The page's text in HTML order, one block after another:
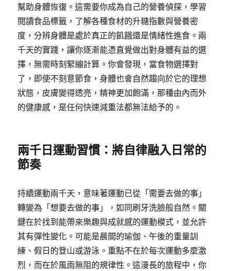
幫助身體恢復。這需要你成為自己的營養偵探，學習
閱讀食品標籤，了解各種食材的升糖指數與營養密
度，分辨身體是處於真正的飢餓還是情緒性進食。兩
千天的實踐，讓你逐漸能憑直覺做出對身體有益的選
擇，無需時刻緊繃計算。你會發現，當食物選擇對
了，即使不刻意節食，身體也會自然趨向於它的理想
狀態，皮膚變得透亮，精神更加飽滿，那種由內而外
的健康感，是任何快速減重法都無法給予的。
兩千日運動習慣：將自律融入日常的
節奏
持續運動兩千天，意味著運動已從「需要去做的事」
轉變為「想要去做的事」，如同刷牙洗臉般自然。關
鍵在於找到能帶來樂趣與成就感的運動模式，並允許
其有彈性變化。可能是晨間的瑜伽、午後的重量訓
練、假日的登山或游泳。重點不在於每次運動多麼激
烈，而在於風雨無阻的規律性。這漫長的旅程中，你